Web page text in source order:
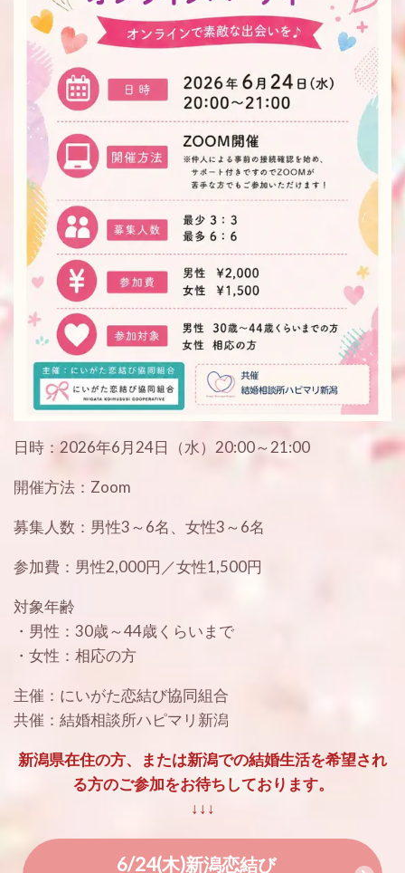
日時：2026年6月24日（水）20:00～21:00
開催方法：Zoom
募集人数：男性3～6名、女性3～6名
参加費：男性2,000円／女性1,500円
対象年齢
・ 男性：30歳～44歳くらいまで
・ 女性：相応の方
主催：にいがた恋結び協同組合
共催：結婚相談所ハピマリ新潟
新潟県在住の方、または新潟での結婚生活を希望され
る方のご参加をお待ちしております。
↓↓↓
6/24(木)新潟恋結び